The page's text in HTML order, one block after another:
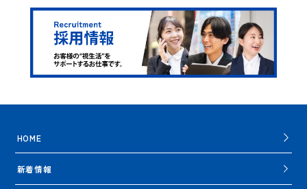
HOME
新着情報